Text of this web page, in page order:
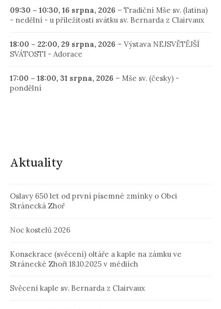
09:30 – 10:30, 16 srpna, 2026 – Tradiční Mše sv. (latina)
- nedělní - u příležitosti svátku sv. Bernarda z Clairvaux
18:00 – 22:00, 29 srpna, 2026 – Výstava NEJSVĚTĚJŠÍ
SVÁTOSTI - Adorace
17:00 – 18:00, 31 srpna, 2026 – Mše sv. (česky) -
pondělní
Aktuality
Oslavy 650 let od první písemné zmínky o Obci
Stránecká Zhoř
Noc kostelů 2026
Konsekrace (svěcení) oltáře a kaple na zámku ve
Stránecké Zhoři 18.10.2025 v médiích
Svěcení kaple sv. Bernarda z Clairvaux